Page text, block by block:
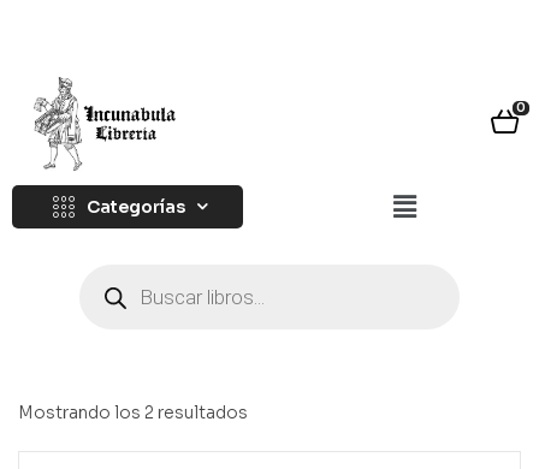
0
Categorías
Mostrando los 2 resultados